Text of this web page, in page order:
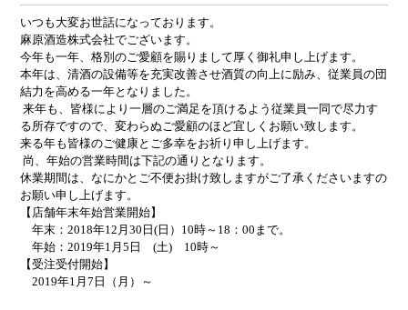
いつも大変お世話になっております。
麻原酒造株式会社でございます。
今年も一年、格別のご愛顧を賜りまして厚く御礼申し上げます。
本年は、清酒の設備等を充実改善させ酒質の向上に励み、従業員の団
結力を高める一年となりました。
来年も、皆様により一層のご満足を頂けるよう従業員一同で尽力す
る所存ですので、変わらぬご愛顧のほど宜しくお願い致します。
来る年も皆様のご健康とご多幸をお祈り申し上げます。
尚、年始の営業時間は下記の通りとなります。
休業期間は、なにかとご不便お掛け致しますがご了承くださいますの
お願い申し上げます。
【店舗年末年始営業開始】
年末：2018年12月30日(日）10時～18：00まで。
年始：2019年1月5日 (土) 10時～
【受注受付開始】
2019年1月7日（月）～